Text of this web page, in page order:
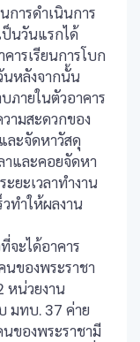
การดำเนินการ
นวันแรกได้
ารเรียนการโบก
นหลังจากนั้น
ภายในตัวอาคาร
ามสะดวกของ
ละจัดหาวัสดุ
และคอยจัดหา
ยะเวลาทำงาน
ทำให้ผลงาน
ะได้อาคาร
นของพระราชา
หน่วยงาน
มทบ. 37 ค่าย
ของพระราชามี